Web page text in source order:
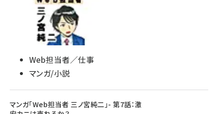
Web担当者／仕事
マンガ/小説
マンガ「Web担当者 三ノ宮純二」- 第7話：激